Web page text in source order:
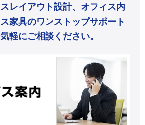
レイアウト設計、オフィス内
家具のワンストップサポート
軽にご相談ください。